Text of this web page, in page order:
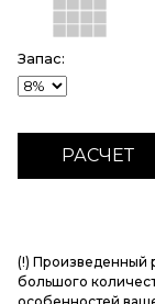
Запас:
(!) Произведенный
большого